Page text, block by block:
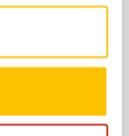
csiszolási